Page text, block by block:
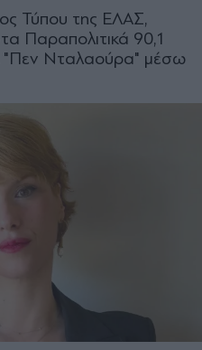
Τύπου της ΕΛΑΣ,
Παραπολιτικά 90,1
"Πεν Νταλαούρα" μέσω